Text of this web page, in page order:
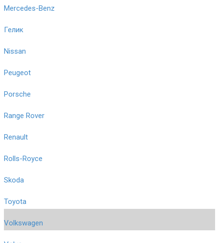
Mercedes-Benz
Гелик
Nissan
Peugeot
Porsche
Range Rover
Renault
Rolls-Royce
Skoda
Toyota
Volkswagen